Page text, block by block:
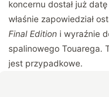
koncernu dostał już
właśnie zapowiedział
Final Edition i wyraźnie
spalinowego Touarega.
jest przypadkowe.